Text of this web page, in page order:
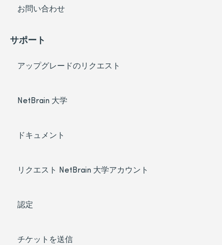
お問い合わせ
サポート
アップグレードのリクエスト
NetBrain 大学
ドキュメント
リクエスト NetBrain 大学アカウント
認定
チケットを送信